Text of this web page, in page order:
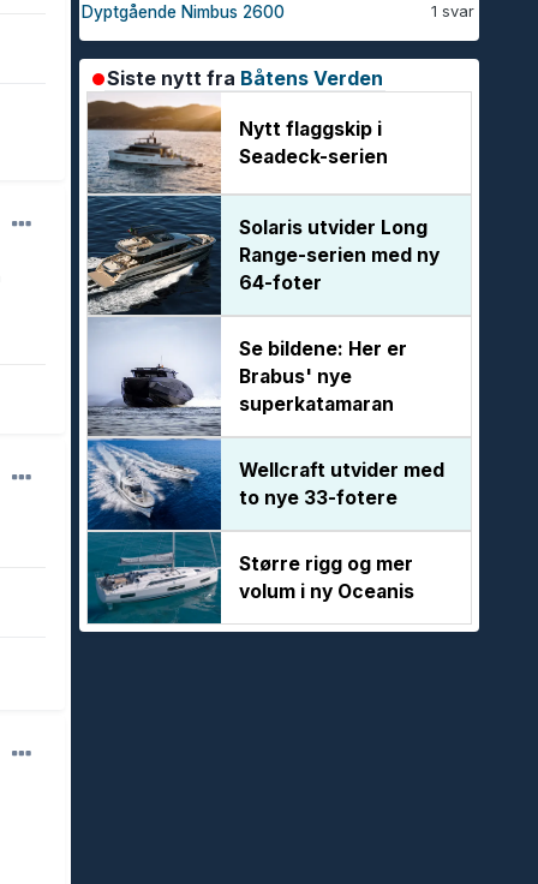
1 svar
Dyptgående Nimbus 2600
Siste nytt fra Båtens Verden
Nytt flaggskip i
Seadeck-serien
Solaris utvider Long
Range-serien med ny
64-foter
Se bildene: Her er
Brabus' nye
superkatamaran
Wellcraft utvider med
to nye 33-fotere
Større rigg og mer
volum i ny Oceanis